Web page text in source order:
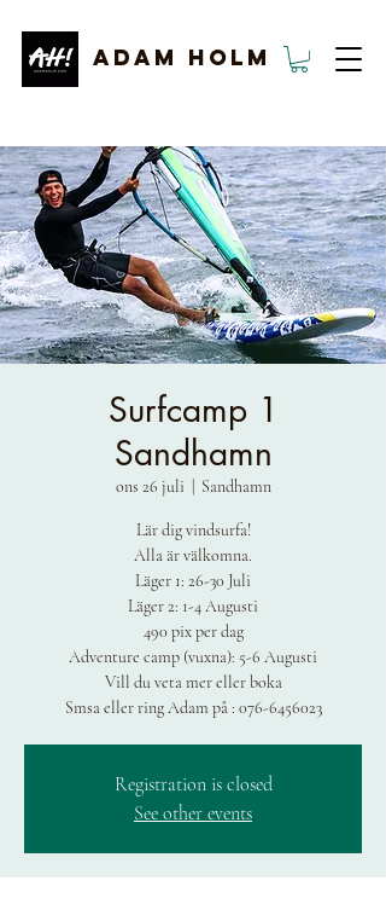
ADAM HOLM
Surfcamp 1
Sandhamn
ons 26 juli Sandhamn
Lär dig vindsurfa!
Alla är välkomna.
Läger 1: 26-30 Juli
Läger 2: 1-4 Augusti
490 pix per dag
Adventure camp (vuxna): 5-6 Augusti
Vill du veta mer eller boka
Smsa eller ring Adam på : 076-6456023
Registration is closed
See other events